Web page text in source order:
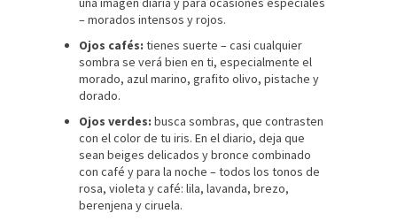
– morados intensos y rojos.
Ojos cafés: tienes suerte – casi cualquier
sombra se verá bien en ti, especialmente el
morado, azul marino, grafito olivo, pistache y
dorado.
Ojos verdes: busca sombras, que contrasten
con el color de tu iris. En el diario, deja que
sean beiges delicados y bronce combinado
con café y para la noche – todos los tonos de
rosa, violeta y café: lila, lavanda, brezo,
berenjena y ciruela.